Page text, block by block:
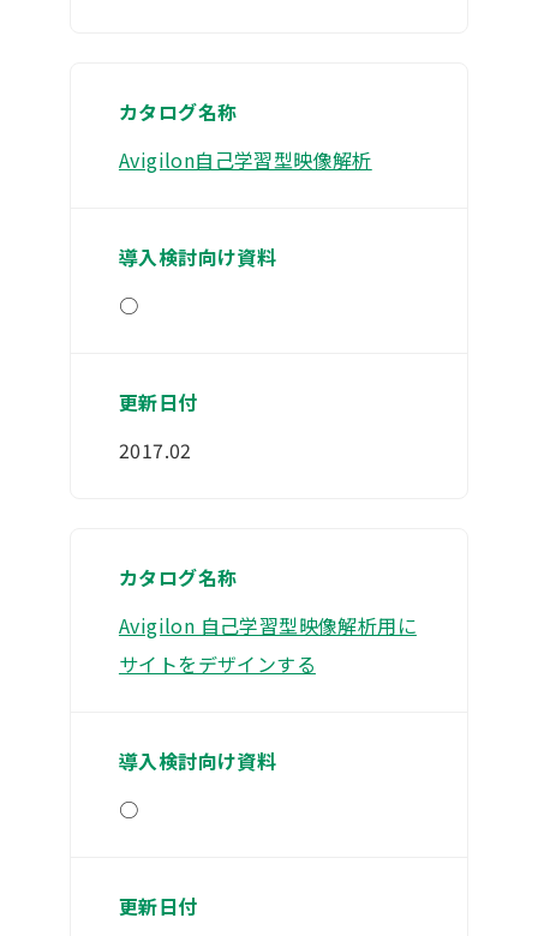
Avigilon自己学習型映像解析
○
2017.02
Avigilon 自己学習型映像解析用に
サイトをデザインする
○